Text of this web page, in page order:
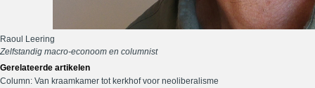
Raoul Leering
Zelfstandig macro-econoom en columnist
Gerelateerde artikelen
Column: Van kraamkamer tot kerkhof voor neoliberalisme